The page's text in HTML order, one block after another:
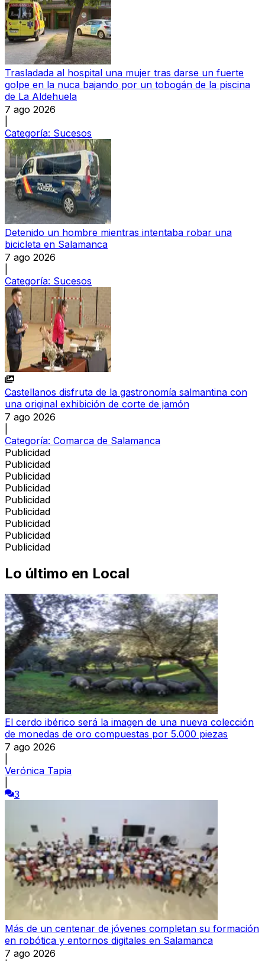
Trasladada al hospital una mujer tras darse un fuerte
golpe en la nuca bajando por un tobogán de la piscina
de La Aldehuela
7 ago 2026
Categoría: Sucesos
Detenido un hombre mientras intentaba robar una
bicicleta en Salamanca
7 ago 2026
Categoría: Sucesos
Castellanos disfruta de la gastronomía salmantina con
una original exhibición de corte de jamón
7 ago 2026
Categoría: Comarca de Salamanca
Publicidad
Publicidad
Publicidad
Publicidad
Publicidad
Publicidad
Publicidad
Publicidad
Publicidad
Lo último en Local
El cerdo ibérico será la imagen de una nueva colección
de monedas de oro compuestas por 5.000 piezas
7 ago 2026
Verónica Tapia
3
Más de un centenar de jóvenes completan su formación
en robótica y entornos digitales en Salamanca
7 ago 2026